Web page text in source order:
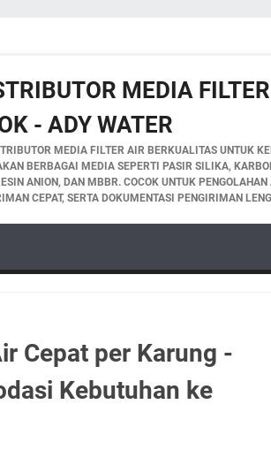
MEDIA
- ADY WATER
MEDIA FILTER AIR BERKUALITAS UNTUK
BERBAGAI MEDIA SEPERTI PASIR SILIKA,
ANION, DAN MBBR. COCOK UNTUK
CEPAT, SERTA DOKUMENTASI PENGIRIMAN
Cepat per Karung -
Kebutuhan ke